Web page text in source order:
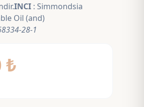
INCI : Simmondsia
Oil (and)
28-1
₺